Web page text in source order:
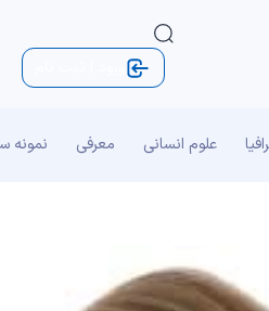
علوم انسانی معرفی نمونه